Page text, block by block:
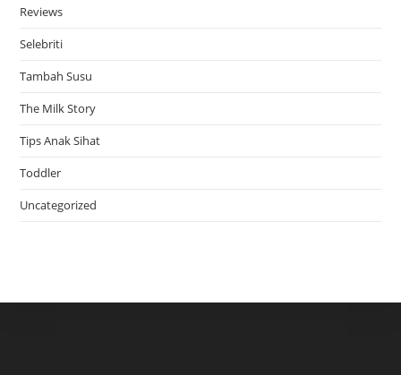
Reviews
Selebriti
Tambah Susu
The Milk Story
Tips Anak Sihat
Toddler
Uncategorized